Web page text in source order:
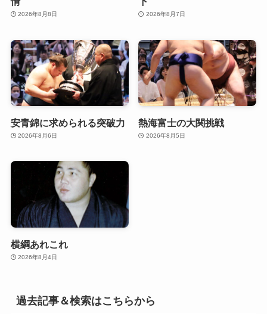
2026年8月8日 2026年8月7日
安青錦に求められる突破力
2026年8月6日
熱海富士の大関挑戦
2026年8月5日
横綱あれこれ
2026年8月4日
過去記事＆検索はこちらから